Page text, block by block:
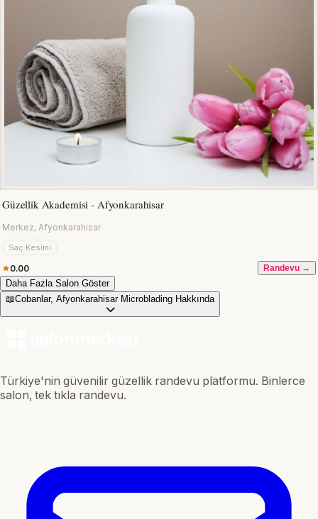
Güzellik Akademisi - Afyonkarahisar
Merkez, Afyonkarahisar
Saç Kesimi
0.00 Randevu →
Daha Fazla Salon Göster
📖Cobanlar, Afyonkarahisar Microblading Hakkında
Türkiye'nin güvenilir güzellik randevu platformu. Binlerce
salon, tek tıkla randevu.